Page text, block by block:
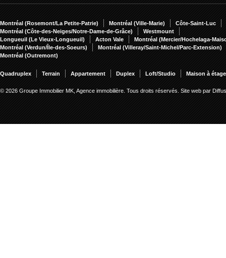
Montréal (Rosemont/La Petite-Patrie) Montréal (Ville-Marie)
Côte-Saint-Luc
Montréal (Côte-des-Neiges/Notre-Dame-de-Grâce)
Westmount
Longueuil (Le Vieux-Longueuil)
Acton Vale
Montréal (Mercier/Hochelaga-
Montréal (Verdun/Île-des-Soeurs)
Montréal (Villeray/Saint-Michel/Parc-Extension)
Montréal (Outremont)
Quadruplex Terrain Appartement Duplex Loft/Studio Maison à
© 2026 Groupe Immobilier MK, Agence immobilière. Tous droits réservés. Site web par